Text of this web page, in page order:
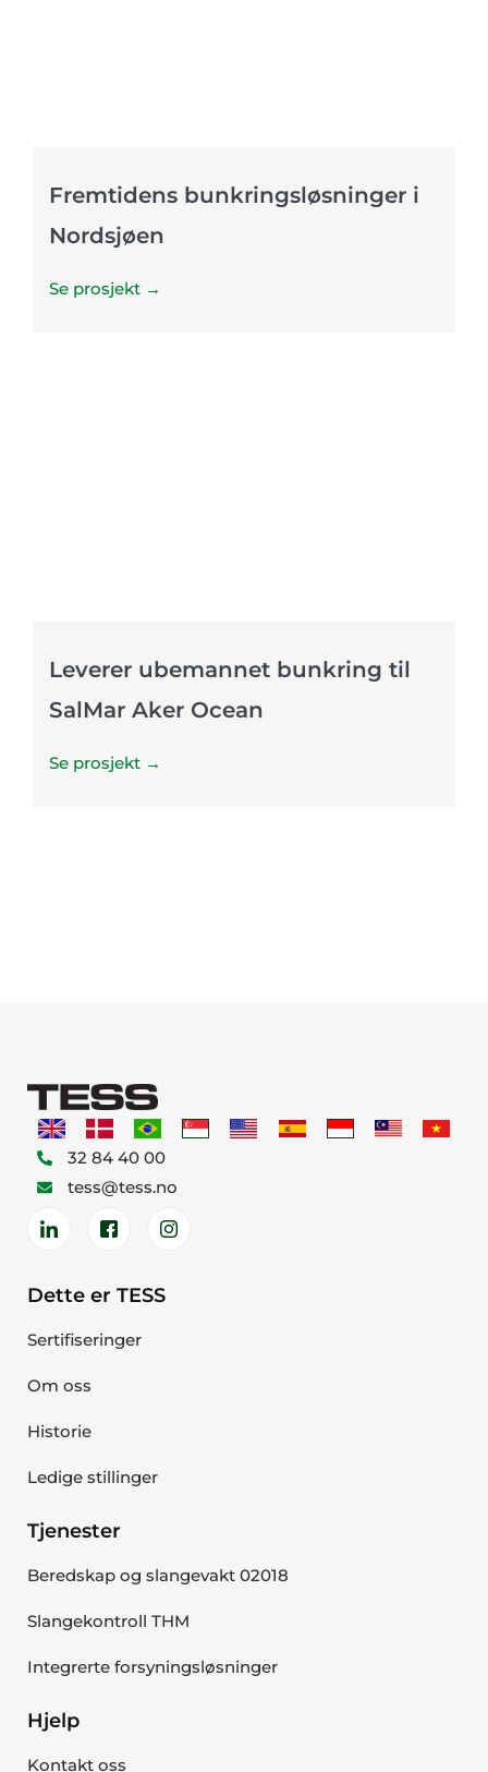
Fremtidens bunkringsløsninger i
Nordsjøen
Se prosjekt →
Leverer ubemannet bunkring til
SalMar Aker Ocean
Se prosjekt →
32 84 40 00
tess@tess.no
Dette er TESS
Sertifiseringer
Om oss
Historie
Ledige stillinger
Tjenester
Beredskap og slangevakt 02018
Slangekontroll THM
Integrerte forsyningsløsninger
Hjelp
Kontakt oss